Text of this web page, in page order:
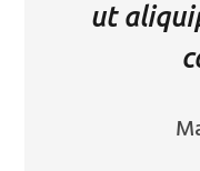
ut